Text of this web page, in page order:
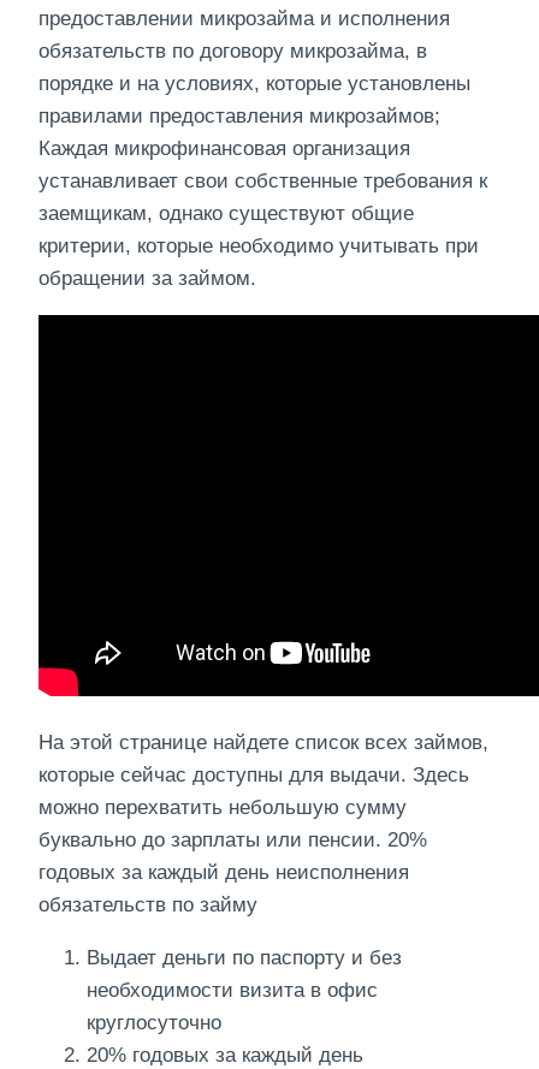
предоставлении микрозайма и исполнения
обязательств по договору микрозайма, в
порядке и на условиях, которые установлены
правилами предоставления микрозаймов;
Каждая микрофинансовая организация
устанавливает свои собственные требования к
заемщикам, однако существуют общие
критерии, которые необходимо учитывать при
обращении за займом.
На этой странице найдете список всех займов,
которые сейчас доступны для выдачи. Здесь
можно перехватить небольшую сумму
буквально до зарплаты или пенсии. 20%
годовых за каждый день неисполнения
обязательств по займу
Выдает деньги по паспорту и без
необходимости визита в офис
круглосуточно
20% годовых за каждый день